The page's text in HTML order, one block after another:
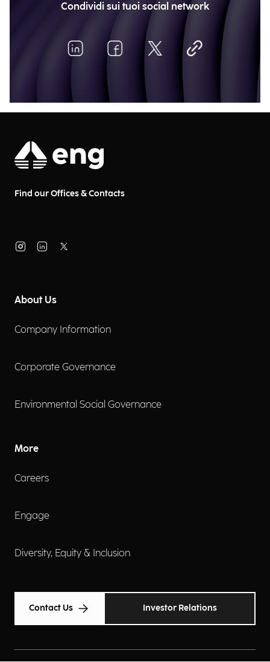
Condividi sui tuoi social network
Find our Offices & Contacts
About Us
Company Information
Corporate Governance
Environmental Social Governance
More
Careers
Engage
Diversity, Equity & Inclusion
Contact Us Investor Relations